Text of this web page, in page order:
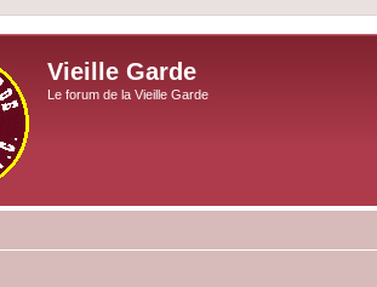
Vieille Garde
Le forum de la Vieille Garde